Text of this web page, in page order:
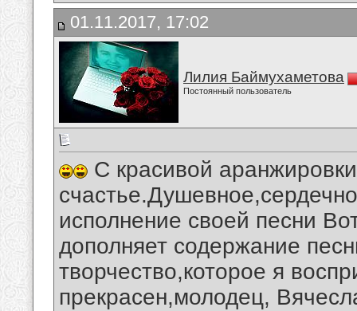
01.11.2017, 17:02
Лилия Баймухаметова
Постоянный пользователь
С красивой
исполнение своей песни
дополняет содержание
творчество,которое я
прекрасен,молодец,